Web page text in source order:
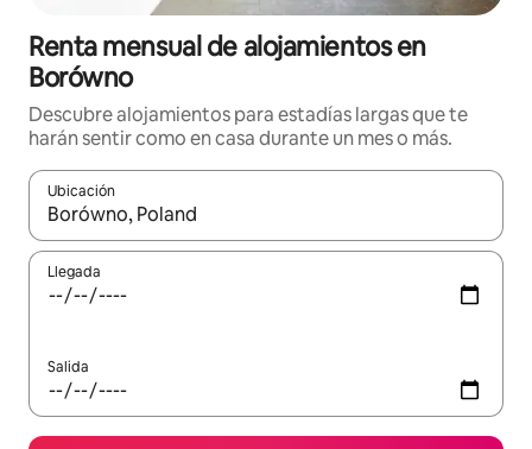
Renta mensual de alojamientos en
Borówno
Descubre alojamientos para estadías largas que te
harán sentir como en casa durante un mes o más.
Ubicación
Cuando los resultados estén disponibles, navega con las
Llegada
Salida